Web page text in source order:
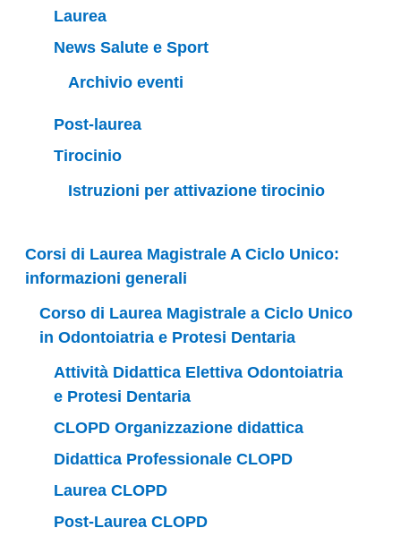
Laurea
News Salute e Sport
Archivio eventi
Post-laurea
Tirocinio
Istruzioni per attivazione tirocinio
Corsi di Laurea Magistrale A Ciclo Unico:
informazioni generali
Corso di Laurea Magistrale a Ciclo Unico
in Odontoiatria e Protesi Dentaria
Attività Didattica Elettiva Odontoiatria
e Protesi Dentaria
CLOPD Organizzazione didattica
Didattica Professionale CLOPD
Laurea CLOPD
Post-Laurea CLOPD